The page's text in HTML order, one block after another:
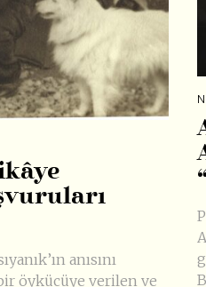
anısını
öykücüye verilen ve